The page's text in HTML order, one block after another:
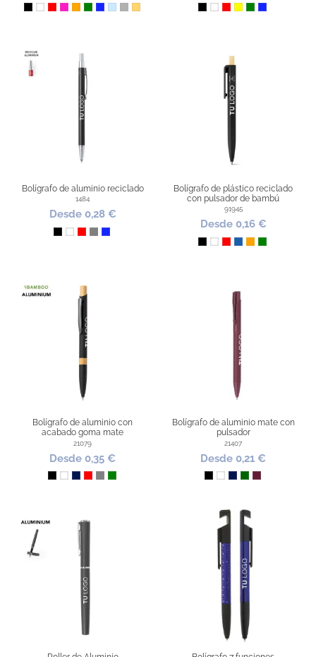
NegroBlanco
RojoFucsiaNaranja
VerdeAzul Royal
Azul Claro
PlataDorado NegroBlanco
RojoAmarillo
VerdeAzul Royal
Bolígrafo de aluminio reciclado
1484
Desde 0,28 €
NegroBlanco
RojoGrisAzul Royal
Bolígrafo de plástico reciclado
con pulsador de bambú
91945
Desde 0,16 €
NegroBlanco
RojoAzulNaranja
Verde
Bolígrafo de aluminio con
acabado goma mate
21079
Desde 0,35 €
NegroBlanco
Marino
RojoGrisVerde
Bolígrafo de aluminio mate con
pulsador
21407
Desde 0,21 €
NegroBlanco
Marino
Verde Oscuro
Burdeos